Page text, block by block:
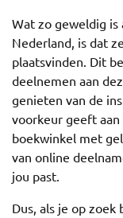
Wat zo geweldig is
Nederland, is dat
plaatsvinden. Dit
deelnemen aan
genieten van de
voorkeur geeft
boekwinkel met
van online
jou past.
Dus, als je op